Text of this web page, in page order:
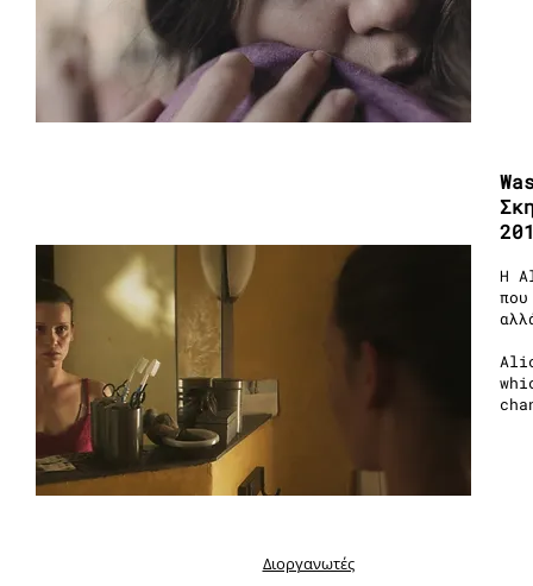
Η
Διοργανωτές